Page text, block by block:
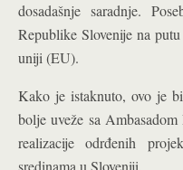
dosadašnje saradnje.
Republike Slovenije na
uniji (EU).
Kako je istaknuto, ovo je
bolje uveže sa
realizacije odrđenih
sredinama u Sloveniji.